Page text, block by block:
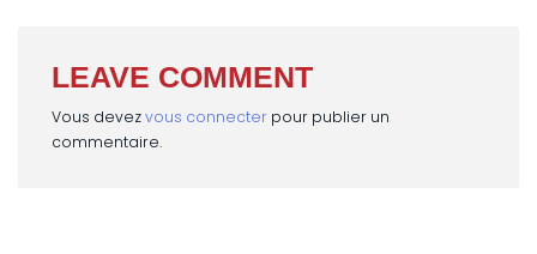
LEAVE COMMENT
Vous devezvous connecter pour publier un
commentaire.